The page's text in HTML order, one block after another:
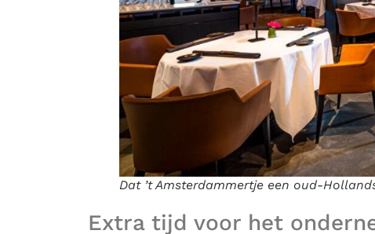
Dat ’t Amsterdammertje een oud-
Extra tijd voor het